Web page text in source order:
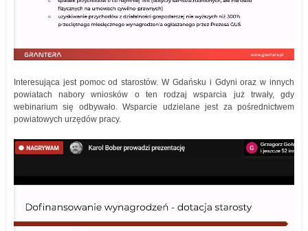
Interesująca jest pomoc od starostów. W Gdańsku i Gdyni oraz w innych
powiatach nabory wniosków o ten rodzaj wsparcia już trwały, gdy
webinarium się odbywało. Wsparcie udzielane jest za pośrednictwem
powiatowych urzędów pracy.